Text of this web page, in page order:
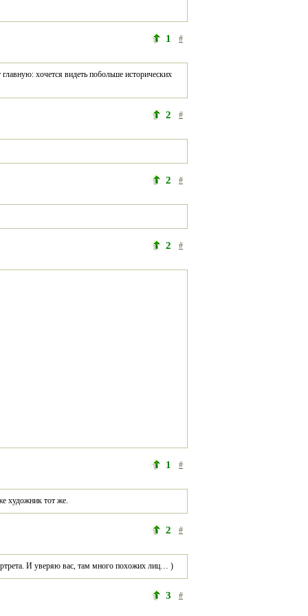
1 #
хочется видеть побольше исторических
2 #
2 #
2 #
1 #
художник тот же.
2 #
И уверяю вас, там много похожих лиц… )
3 #